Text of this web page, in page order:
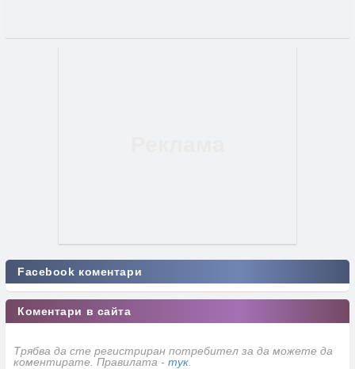
Facebook коментари
Коментари в сайта
Трябва да сте регистриран потребител за да можете да
коментирате. Правилата - тук